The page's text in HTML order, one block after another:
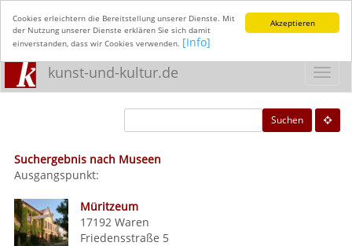
Akzeptieren
Cookies erleichtern die Bereitstellung unserer Dienste. Mit
der Nutzung unserer Dienste erklären Sie sich damit
einverstanden, dass wir Cookies verwenden. [Info]
kunst-und-kultur.de
Suchen
Suchergebnis nach Museen
Ausgangspunkt:
Müritzeum
17192 Waren
Friedensstraße 5